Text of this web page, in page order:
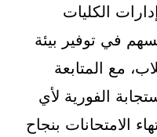
الكليات
في توفير بيئة
مع المتابعة
الفورية لأي
الامتحانات بنجاح